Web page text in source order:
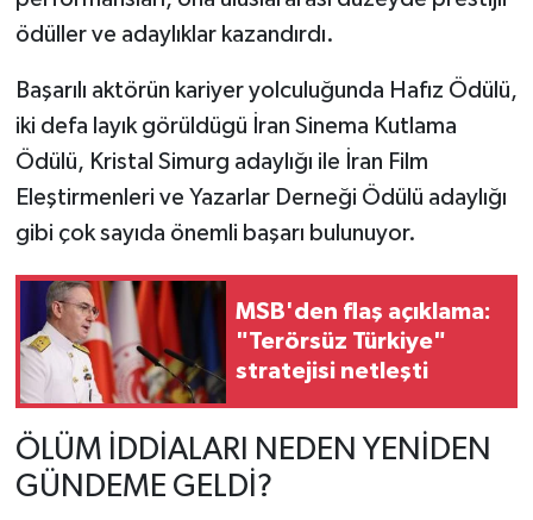
ödüller ve adaylıklar kazandırdı.
Başarılı aktörün kariyer yolculuğunda Hafız Ödülü,
iki defa layık görüldügü İran Sinema Kutlama
Ödülü, Kristal Simurg adaylığı ile İran Film
Eleştirmenleri ve Yazarlar Derneği Ödülü adaylığı
gibi çok sayıda önemli başarı bulunuyor.
MSB'den flaş açıklama:
"Terörsüz Türkiye"
stratejisi netleşti
ÖLÜM İDDİALARI NEDEN YENİDEN
GÜNDEME GELDİ?